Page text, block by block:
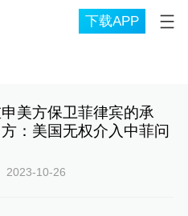
下载APP
美方保卫菲律宾的承
：美国无权介入中菲问
2023-10-26